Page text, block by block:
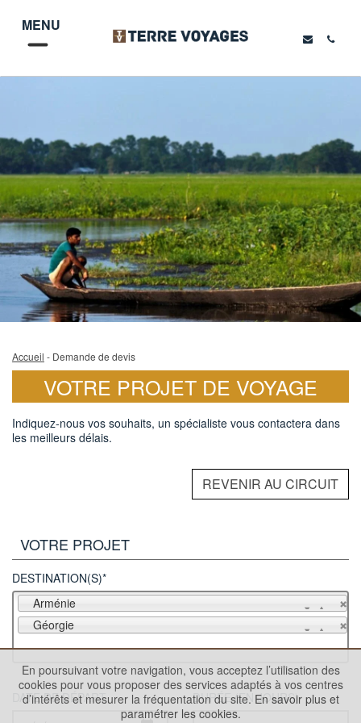
MENU
Accueil - Demande de devis
VOTRE PROJET DE VOYAGE
Indiquez-nous vos souhaits, un spécialiste vous contactera dans
les meilleurs délais.
REVENIR AU CIRCUIT
VOTRE PROJET
DESTINATION(S)*
Arménie
Géorgie
DATE DE DÉPART DURÉE (EN JOURS)
En poursuivant votre navigation, vous acceptez l’utilisation des
cookies pour vous proposer des services adaptés à vos centres
d’intérêts et mesurer la fréquentation du site. En savoir plus et
paramétrer les cookies.